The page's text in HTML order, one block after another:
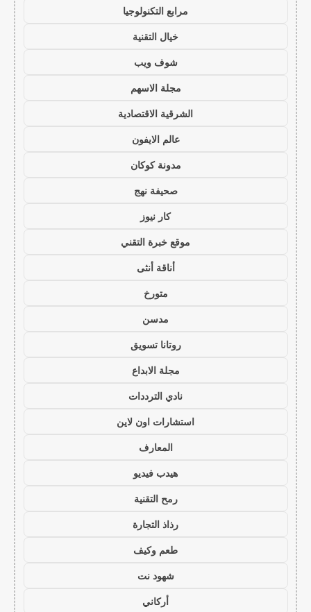
مرابع التكنولوجيا
خيال التقنية
شوف ويب
مجلة الاسهم
الشرقية الاقتصادية
عالم الايفون
مدونة كوكان
صحيفة نهج
كار نيوز
موقع خبرة التقني
أناقة أنثى
متورخ
مدسن
روتانا تسويق
مجلة الابداع
نادي الترددات
استشارات اون لاين
المعارف
هيدب فيديو
رمح التقنية
رذاذ التجارة
طعم وكيف
شهود نت
أركاني